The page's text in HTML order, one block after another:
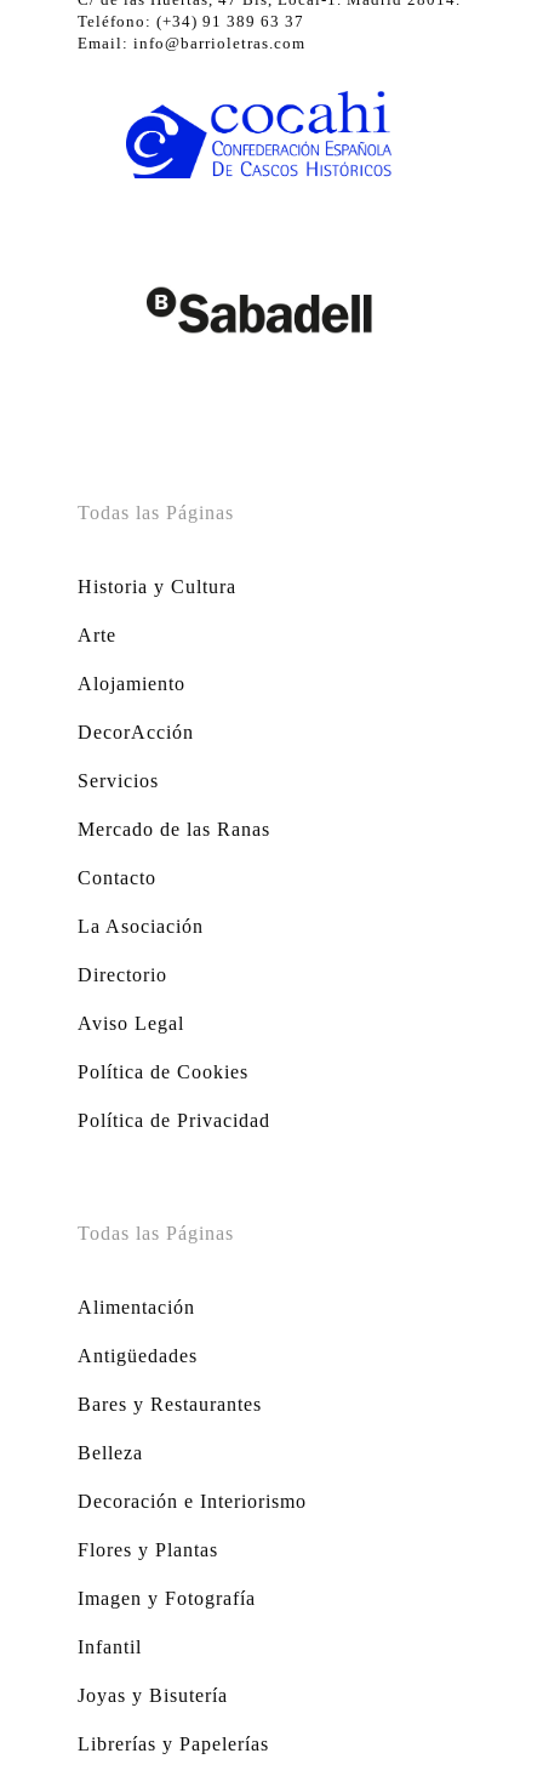
Teléfono: (+34) 91 389 63 37
Email: info@barrioletras.com
Todas las Páginas
Historia y Cultura
Arte
Alojamiento
DecorAcción
Servicios
Mercado de las Ranas
Contacto
La Asociación
Directorio
Aviso Legal
Política de Cookies
Política de Privacidad
Todas las Páginas
Alimentación
Antigüedades
Bares y Restaurantes
Belleza
Decoración e Interiorismo
Flores y Plantas
Imagen y Fotografía
Infantil
Joyas y Bisutería
Librerías y Papelerías